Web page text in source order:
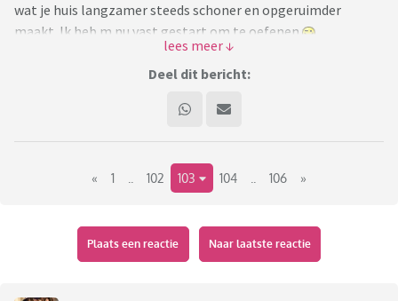
wat je huis langzamer steeds schoner en opgeruimder
maakt. Ik heb m nu vast gestart om te oefenen
Ik heb vandaag nog geen laatje gedaan. Gisteren al wel. De
Vandaag maak ik me er makkelijk af met de halkast
bovenkant weer leegmaken. Netjes voor het oog.
Deel dit bericht:
« 1 102 103 104 106 »
Plaats een reactie Naar laatste reactie